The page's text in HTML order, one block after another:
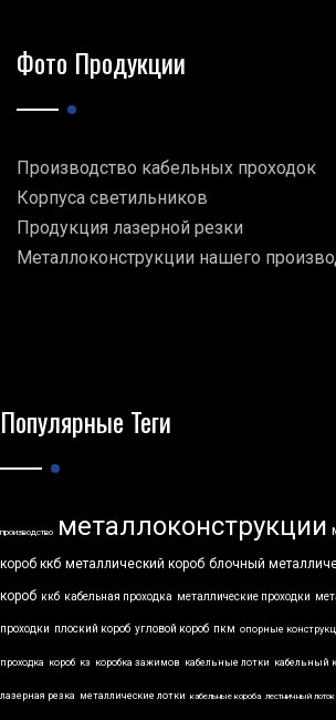
Фото Продукции
Производство кабельных проходок
Корпуса светильников
Продукция лазерной резки
Металлоконструкции нашего
Популярные Теги
производство металлоконструкции
короб ккб металлический короб блочный
короб ккб кабельная проходка металлические проходки
проходки плоский короб угловой короб пкм опорные
проходка короб кз коробка зажимов кабельные лотки кабельный
лазерная резка металлические лотки кабельные короба лестничный лоток